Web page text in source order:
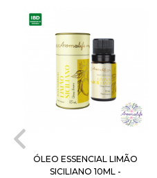
ÓLEO ESSENCIAL LIMÃO
SICILIANO 10ML -